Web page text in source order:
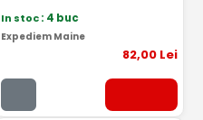
In stoc: 4 buc
Expediem Maine
82,00 Lei